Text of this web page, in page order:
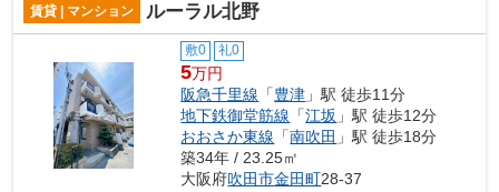
賃貸 | マンション ルーラル北野
敷0 礼0
5万円
阪急千里線 「豊津 」駅 徒歩11分
地下鉄御堂筋線 「江坂 」駅 徒歩12分
おおさか東線 「南吹田 」駅 徒歩18分
築34年 / 23.25㎡
大阪府吹田市金田町28-37